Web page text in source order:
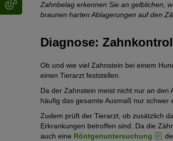
Zahnbelag erkennen Sie an gelblichen,
braunen harten Ablagerungen auf den
Diagnose:
Ob und wie viel Zahnstein bei einem
einen Tierarzt feststellen.
Da der Zahnstein meist nicht nur an
häufig das gesamte Ausmaß nur schwer
Zudem prüft der Tierarzt, ob zusätzlich
Erkrankungen betroffen sind. Da die
auch eine Röntgenuntersuchung